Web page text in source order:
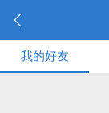
我的好友